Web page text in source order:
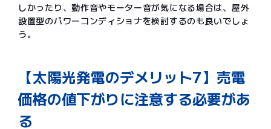
しかったり、動作音やモーター音が気になる場合は、屋外
設置型のパワーコンディショナを検討するのも良いでしょ
う。
【太陽光発電のデメリット7】売電
価格の値下がりに注意する必要があ
る